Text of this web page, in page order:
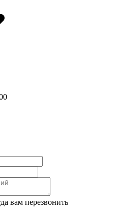
вам перезвонить